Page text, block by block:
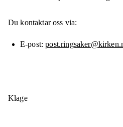
Du kontaktar oss via:
E-post
Klage